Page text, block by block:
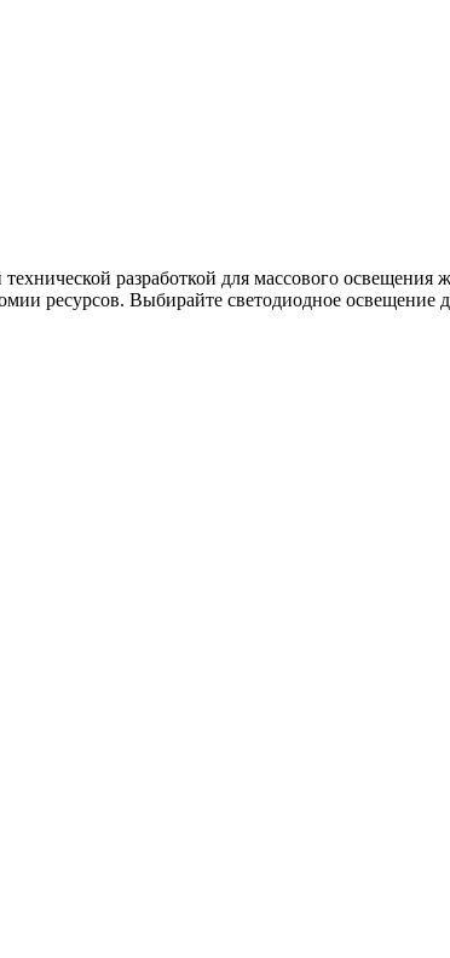
разработкой для массового освещения
ресурсов. Выбирайте светодиодное освещение